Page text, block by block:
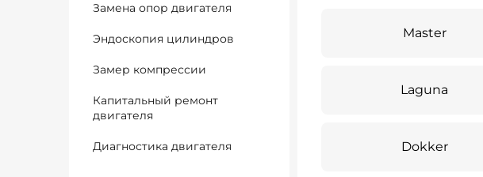
Замена опор двигателя
Эндоскопия цилиндров
Замер компрессии
Капитальный ремонт
двигателя
Диагностика двигателя
Master
Laguna
Dokker